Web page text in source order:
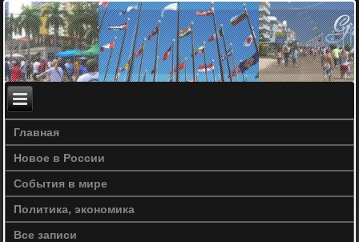
Главная
Новое в России
События в мире
Политика, экономика
Все записи